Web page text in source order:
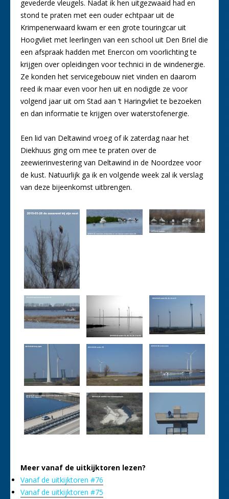
gevederde vleugels. Nadat ik hen uitgezwaaid had en
stond te praten met een ouder echtpaar uit de
Krimpenerwaard kwam er een grote touringcar uit
Hoogvliet met leerlingen van een school uit Den Briel die
een afspraak hadden met Enercon om voorlichting te
krijgen over opleidingen voor technici in de windenergie.
Ze konden het servicegebouw niet vinden en daarom
reed ik maar even voor hen uit en nodigde ze voor
volgend jaar uit om Stad aan ’t Haringvliet te bezoeken
en dan informatie te krijgen over waterstofenergie.
Een lid van Deltawind vroeg of ik zaterdag naar het
Diekhuus ging om mee te praten over de
zeewierinvestering van Deltawind in de Noordzee voor
de kust. Natuurlijk ga ik en volgende week zal ik verslag
van deze bijeenkomst uitbrengen.
Meer vanaf de uitkijktoren lezen?
Vanaf de uitkijktoren #76
Vanaf de uitkijktoren #75